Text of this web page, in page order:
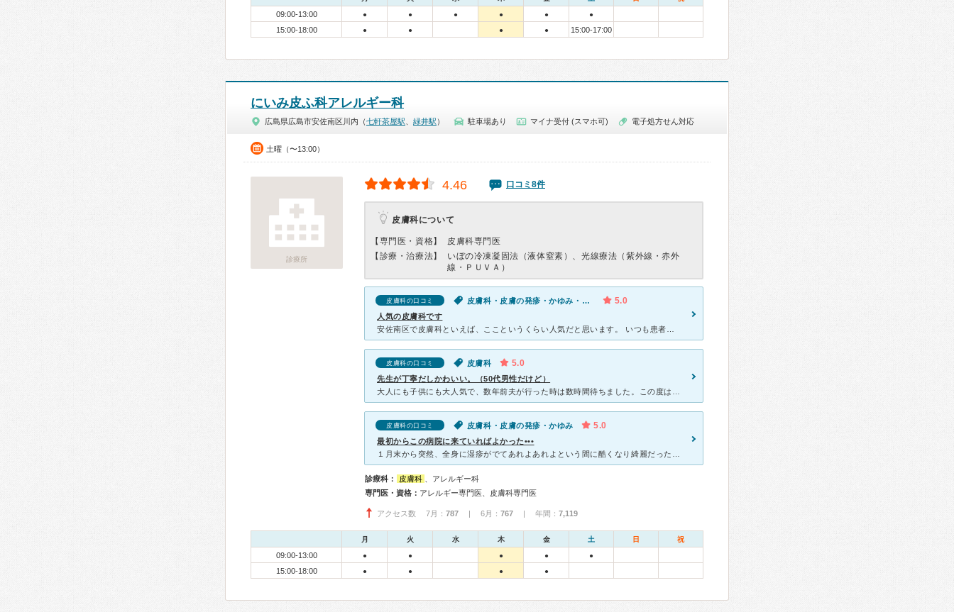
09:00-13:00 ● ● ● ● ● ●
15:00-18:00 ● ● ● ● 15:00-17:00
にいみ皮ふ科アレルギー科
広島県広島市安佐南区川内（七軒茶屋駅 緑井駅 ） 駐車場あり マイナ受付 (スマホ可) 電子処方せん対応
土曜（〜13:00）
診療所
4.46 口コミ8件
皮膚科について
【専門医・資格】
皮膚科専門医
【診療・治療法】
いぼの冷凍凝固法（液体窒素）、光線療法（紫外線・赤外
線・ＰＵＶＡ）
皮膚科の口コミ 皮膚科・皮膚の発疹・かゆみ・皮膚のかぶれ 5.0
人気の皮膚科です
皮膚科の口コミ 皮膚科 5.0
先生が丁寧だしかわいい。（50代男性だけど）
皮膚科の口コミ 皮膚科・皮膚の発疹・かゆみ 5.0
最初からこの病院に来ていればよかった•••
診療科： 皮膚科
、アレルギー科
専門医・資格： アレルギー専門医、皮膚科専門医
アクセス数 7月： 787 | 6月： 767 | 年間： 7,119
月 火 水 木 金 土 日 祝
09:00-13:00 ● ● ● ● ●
15:00-18:00 ● ● ● ●